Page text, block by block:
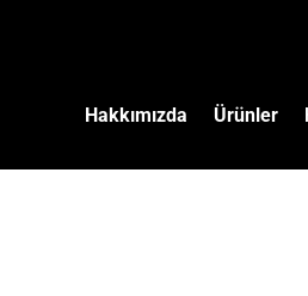
Hakkımızda Ürünler